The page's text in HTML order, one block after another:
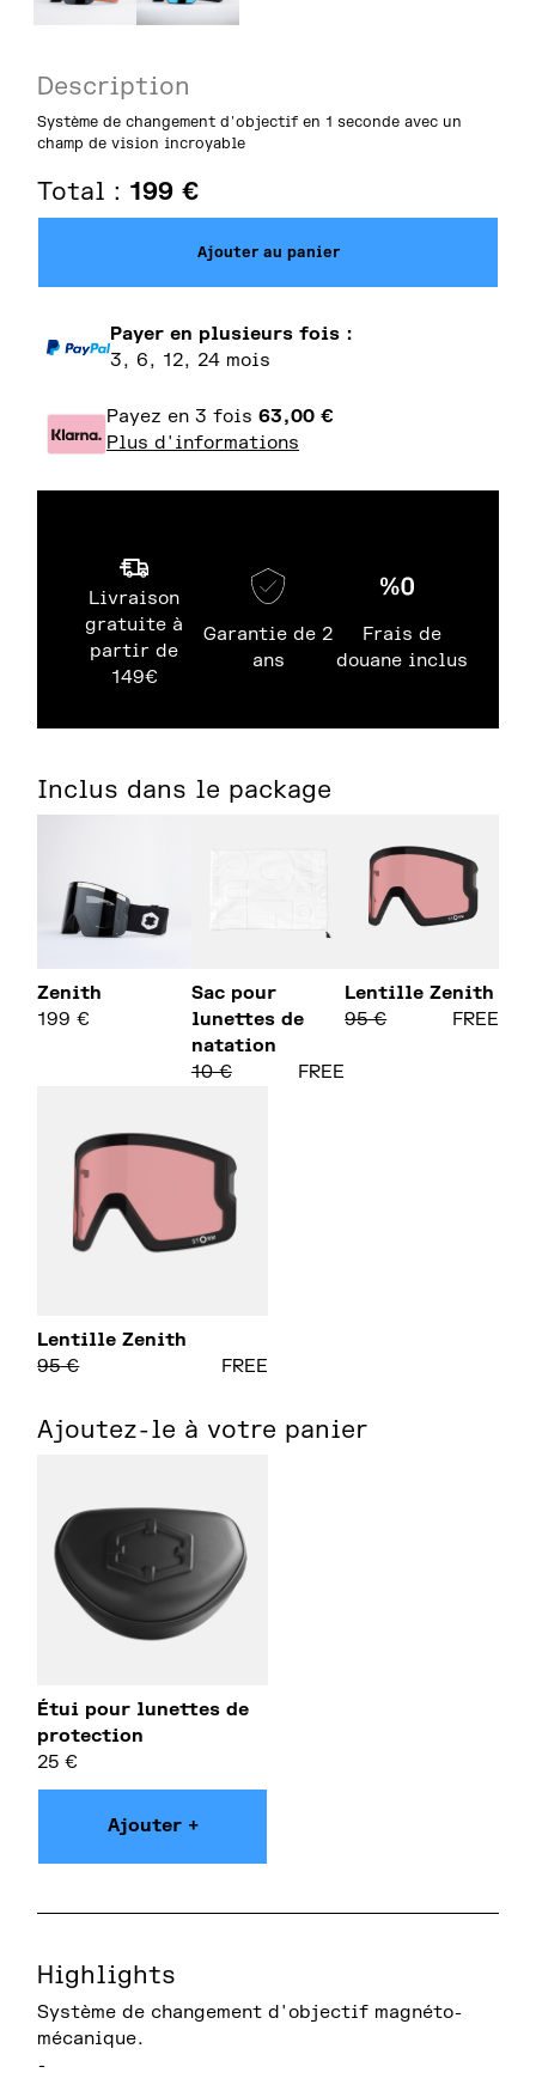
Description
Système de changement d'objectif en 1 seconde avec un
champ de vision incroyable
Total : 199 €
Ajouter au panier
Payer en plusieurs fois :
3, 6, 12, 24 mois
Payez en 3 fois63,00 €
Plus d'informations
Livraison
gratuite à
partir de
149€
Garantie de 2
ans
Frais de
douane inclus
Inclus dans le package
Zenith
199 €
Sac pour
lunettes de
natation
10€ FREE
Lentille Zenith
95€ FREE
Lentille Zenith
95€ FREE
Ajoutez-le à votre panier
Étui pour lunettes de
protection
25 €
Ajouter +
Highlights
Système de changement d'objectif magnéto-
mécanique.
-